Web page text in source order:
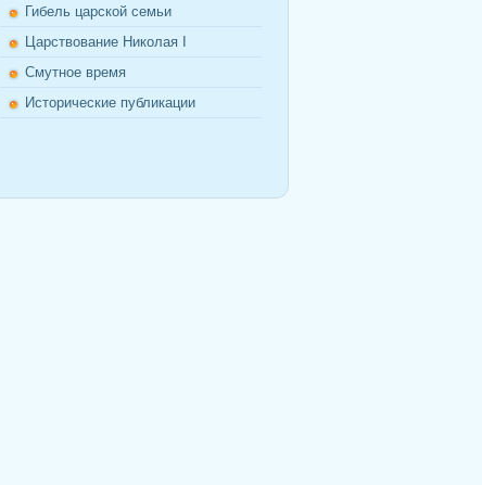
Гибель царской семьи
Царствование Николая I
Смутное время
Исторические публикации